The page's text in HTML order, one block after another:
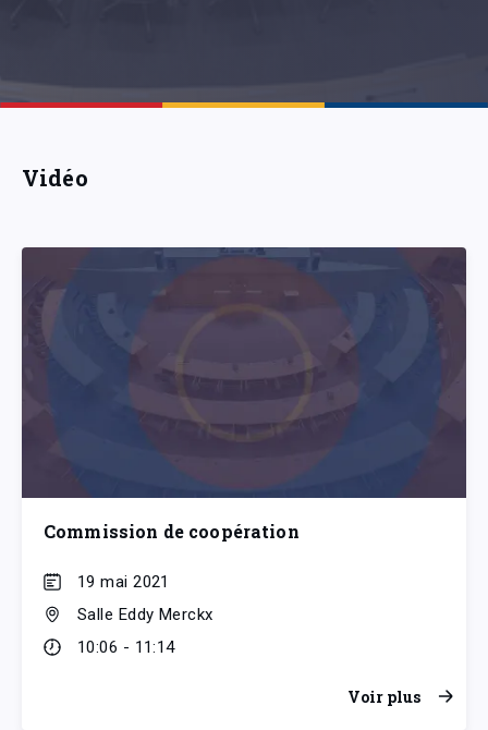
Vidéo
Commission de coopération
19 mai 2021
Salle Eddy Merckx
10:06 - 11:14
Voir plus